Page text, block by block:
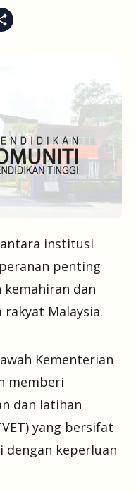
institusi
penting
dan
Malaysia.
Kementerian
memberi
dan latihan
yang bersifat
dengan keperluan